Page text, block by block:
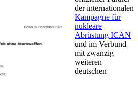
der internationalen
Kampagne für
nukleare
Abrüstung ICAN
und im Verbund
mit zwanzig
weiteren
deutschen